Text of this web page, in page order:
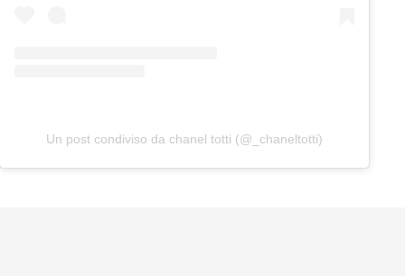
Un post condiviso da chanel totti (@_chaneltotti)